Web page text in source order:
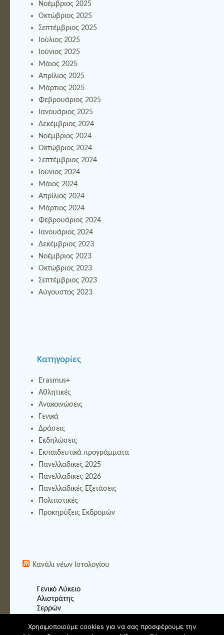
Νοέμβριος 2025
Οκτώβριος 2025
Σεπτέμβριος 2025
Ιούλιος 2025
Ιούνιος 2025
Μάιος 2025
Απρίλιος 2025
Μάρτιος 2025
Φεβρουάριος 2025
Ιανουάριος 2025
Δεκέμβριος 2024
Νοέμβριος 2024
Οκτώβριος 2024
Σεπτέμβριος 2024
Ιούνιος 2024
Μάιος 2024
Απρίλιος 2024
Μάρτιος 2024
Φεβρουάριος 2024
Ιανουάριος 2024
Δεκέμβριος 2023
Νοέμβριος 2023
Οκτώβριος 2023
Σεπτέμβριος 2023
Αύγουστος 2023
Kατηγορίες
Erasmus+
Αθλητικές
Ανακοινώσεις
Γενικά
Δράσεις
Εκδηλώσεις
Εκπαιδευτικά προγράμματα
Πανελλαδικες 2025
Πανελλαδικες 2026
Πανελλαδικές Εξετάσεις
Πολιτιστικές
Προκηρύξεις Εκδρομών
Κανάλι νέων Ιστολογίου
Γενικό Λύκειο
Αλιστράτης
Σερρών
Χρησιμοποιούμε cookies για να σας προσφέρουμε την